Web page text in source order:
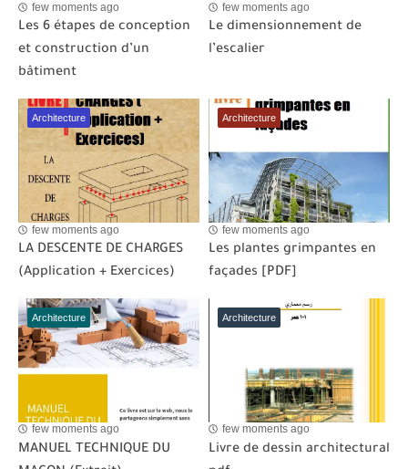
few moments ago
Les 6 étapes de conception
et construction d’un
bâtiment
few moments ago
Le dimensionnement de
l’escalier
Architecture
few moments ago
LA DESCENTE DE CHARGES
(Application + Exercices)
Architecture
few moments ago
Les plantes grimpantes en
façades [PDF]
Architecture
few moments ago
MANUEL TECHNIQUE DU
Architecture
few moments ago
Livre de dessin architectural